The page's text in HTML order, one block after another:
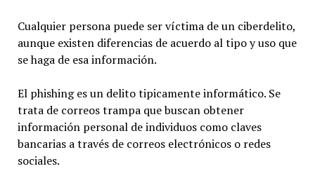
Cualquier persona puede ser víctima de un ciberdelito,
aunque existen diferencias de acuerdo al tipo y uso que
se haga de esa información.
El phishing es un delito tipicamente informático. Se
trata de correos trampa que buscan obtener
información personal de individuos como claves
bancarias a través de correos electrónicos o redes
sociales.